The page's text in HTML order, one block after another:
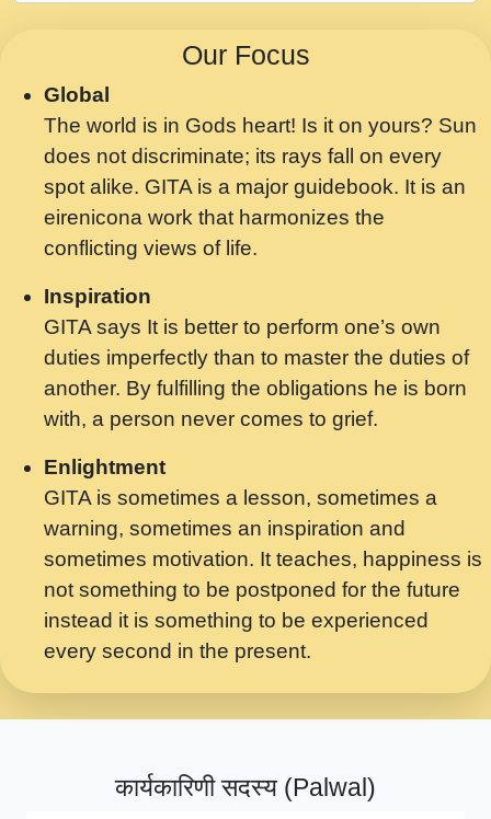
Chahe Ram Ho Chahe Shyam Ho.mp3
मझ अपन जवन बनन न आय, रठ हर क मनन न आय
Shri ravinandan shastri ji maharaj.mp3
मन अशांत मंत्र जाप - गीता प्रेरणा -Swami
Gyananand Ji Maharaj.mp3
मन बध लय परम वल कगन Special Shyam
Saawariya.mp3
मर गनय न अपरध लडडल शर रध.... Shri
ravinandan shastri ji maharaj.mp3
मेरे मन हरी का ध्यान लगा - भजन भाव - 2018 -
Rishikesh - Swami Gyananand Ji
Maharaj.mp3
यह हसरत तलब ह नकज कमर Yahi Hasraten
Talab Hai Bhav Pravah #bhajan.mp3
लडल ज बल ल क ज न लग Sadhvi Purnima Ji
7.9.2021 जवल नगर दलल #बसर.mp3
सख भ मझ पयर ह दख भ मझ पयर ह!छड म कस दत
सपरहट भजन 2021 - तर अखय ह जद भर बहर ज म
सपरहट शयम भजन - जय जय शयम जय जय शयम
Our Focus
Global
The world is in Gods heart! Is it on yours? Sun
does not discriminate; its rays fall on every
spot alike. GITA is a major guidebook. It is an
eirenicona work that harmonizes the
conflicting views of life.
Inspiration
GITA says It is better to perform one’s own
duties imperfectly than to master the duties of
another. By fulfilling the obligations he is born
with, a person never comes to grief.
Enlightment
GITA is sometimes a lesson, sometimes a
warning, sometimes an inspiration and
sometimes motivation. It teaches, happiness is
not something to be postponed for the future
instead it is something to be experienced
every second in the present.
कार्यकारिणी सदस्य (Palwal)